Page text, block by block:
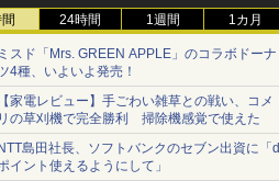
24時間 1週間 1カ月
スド「Mrs. GREEN APPLE」のコラボドーナ
4種、いよいよ発売！
家電レビュー】手ごわい雑草との戦い、コメ
の草刈機で完全勝利 掃除機感覚で使えた
島田社長、ソフトバンクのセブン出資に「d
イント使えるようにして」